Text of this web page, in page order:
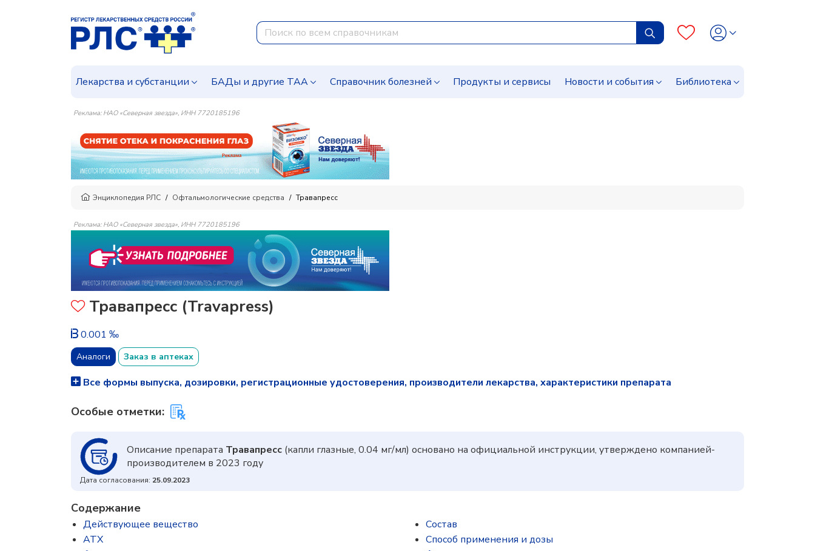
Лекарства и субстанции БАДы и другие ТАА Справочник болезней Продукты и сервисы Новости и события Библиотека
Реклама: НАО «Северная звезда», ИНН 7720185196
Энциклопедия РЛС Офтальмологические средства Травапресс
Реклама: НАО «Северная звезда», ИНН 7720185196
Травапресс (Travapress)
0.001 ‰
Аналоги Заказ в аптеках
Все формы выпуска, дозировки, регистрационные удостоверения, производители лекарства, характеристики препарата
Особые отметки:
Описание препарата Травапресс (капли глазные, 0.04 мг/мл) основано на официальной инструкции, утверждено компанией-
производителем в 2023 году
Дата согласования: 25.09.2023
Содержание
Действующее вещество
ATX
Состав
Способ применения и дозы